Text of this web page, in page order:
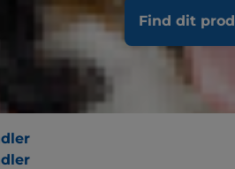
Find dit
multi-benefit-ernæring
og vitalitet med en unik anti-
ledsundhed. Velsmagende
en forhandler